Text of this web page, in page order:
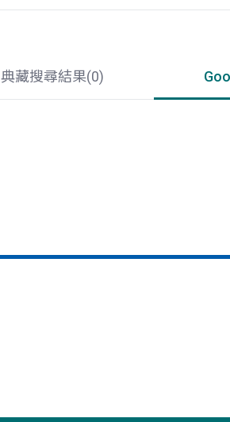
典藏搜尋結果(0)